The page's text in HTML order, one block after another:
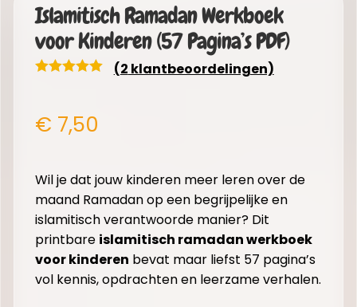
Islamitisch Ramadan Werkboek
voor Kinderen (57 Pagina’s PDF)
(2 klantbeoordelingen)
€ 7,50
Wil je dat jouw kinderen meer leren over de
maand Ramadan op een begrijpelijke en
islamitisch verantwoorde manier? Dit
printbare islamitisch ramadan werkboek
voor kinderen bevat maar liefst 57 pagina’s
vol kennis, opdrachten en leerzame verhalen.